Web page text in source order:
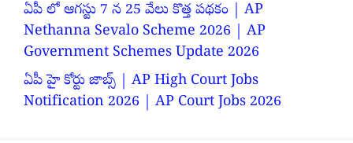
ఏపీ లో ఆగస్టు 7 న 25 వేలు కొత్త పథకం | AP
Nethanna Sevalo Scheme 2026 | AP
Government Schemes Update 2026
ఏపీ హై కోర్టు జాబ్స్ | AP High Court Jobs
Notification 2026 | AP Court Jobs 2026